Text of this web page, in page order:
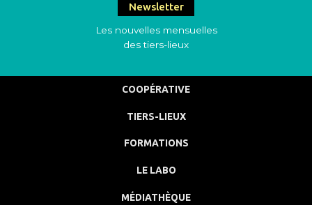
Newsletter
Les nouvelles mensuelles
des tiers-lieux
COOPÉRATIVE
TIERS-LIEUX
FORMATIONS
LE LABO
MÉDIATHÈQUE